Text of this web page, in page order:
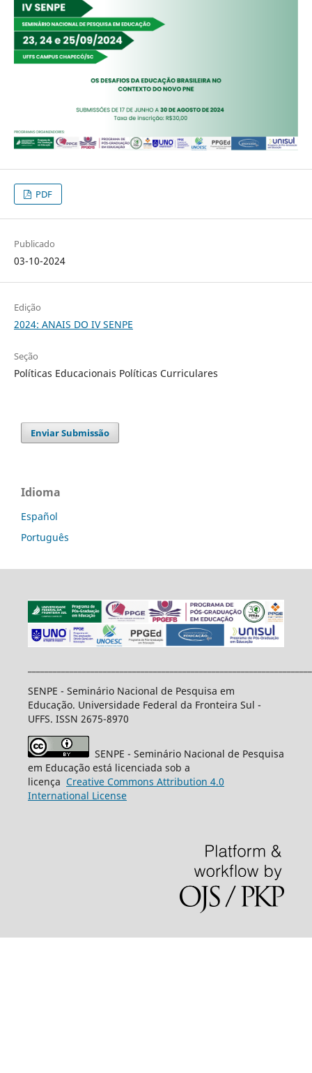
PDF
Publicado
03-10-2024
Edição
2024: ANAIS DO IV SENPE
Seção
Políticas Educacionais Políticas Curriculares
Enviar Submissão
Idioma
Español
Português
SENPE - Seminário Nacional de Pesquisa em
Educação. Universidade Federal da Fronteira Sul -
UFFS. ISSN 2675-8970
SENPE - Seminário Nacional de Pesquisa
em Educação está licenciada sob a
licença Creative Commons Attribution 4.0
International License